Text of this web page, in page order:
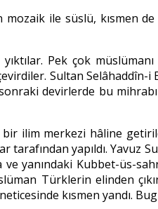
ile süslü, kısmen
Pek çok
Sultan Selâhaddîn-i
devirlerde bu
ilim merkezi hâline
tarafından yapıldı.
yanındaki Kubbet-üs-
Türklerin elinden
kısmen yandı.